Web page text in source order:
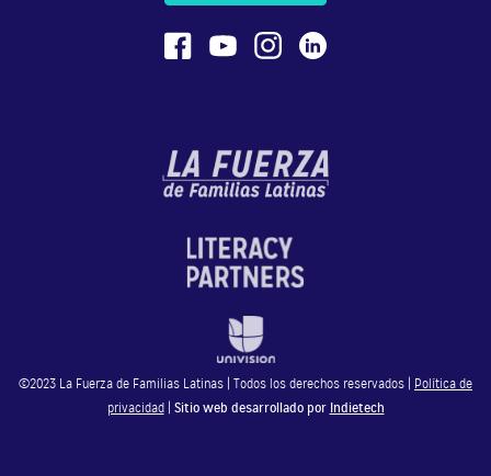
2/6
La fuerza de creer 2 capítulo 1 parte
3/6
La fuerza de creer 2 capítulo 1 parte
La fuerza de creer 2 capítulo 1 parte
©2023 La Fuerza de Familias Latinas | Todos los derechos reservados | Política de
privacidad| Sitio web desarrollado por Indietech